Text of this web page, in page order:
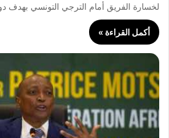
لخسارة الفريق أمام الترجي التونسي بهدف
أكمل القراءة »